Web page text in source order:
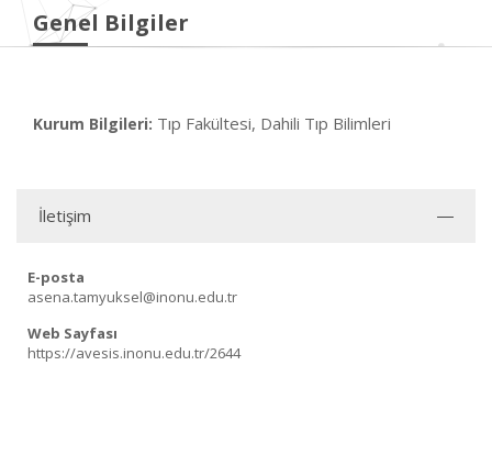
Genel Bilgiler
Kurum Bilgileri: Tıp Fakültesi, Dahili Tıp Bilimleri
İletişim
E-posta
asena.tamyuksel@inonu.edu.tr
Web Sayfası
https://avesis.inonu.edu.tr/2644